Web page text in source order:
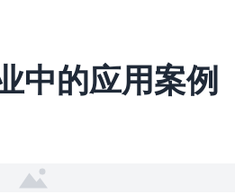
中的应用案例